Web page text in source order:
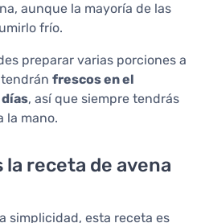
aunque la mayoría de las
frío.
preparar varias porciones a
frescos en el
, así que siempre tendrás
la mano.
la receta de avena
simplicidad, esta receta es